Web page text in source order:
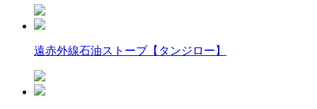
遠赤外線石油ストーブ【タンジロー】